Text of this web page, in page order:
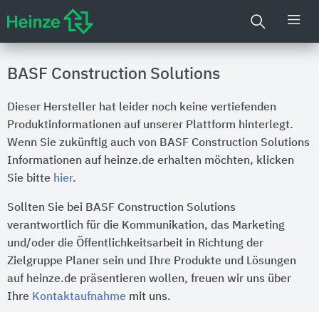
BASF Construction Solutions
Dieser Hersteller hat leider noch keine vertiefenden
Produktinformationen auf unserer Plattform hinterlegt.
Wenn Sie zukünftig auch von BASF Construction Solutions
Informationen auf heinze.de erhalten möchten, klicken
Sie bitte hier.
Sollten Sie bei BASF Construction Solutions
verantwortlich für die Kommunikation, das Marketing
und/oder die Öffentlichkeitsarbeit in Richtung der
Zielgruppe Planer sein und Ihre Produkte und Lösungen
auf heinze.de präsentieren wollen, freuen wir uns über
Ihre Kontaktaufnahme mit uns.